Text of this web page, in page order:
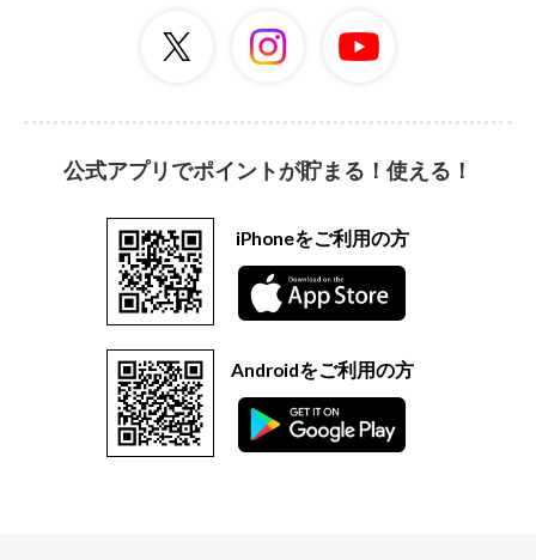
公式アプリでポイントが貯まる！使える！
iPhoneをご利用の方
Androidをご利用の方